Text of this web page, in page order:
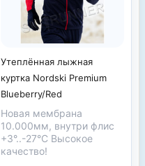
Утеплённая лыжная
куртка Nordski Premium
Blueberry/Red
Новая мембрана
10.000мм, внутри флис
+3°..-27°С Высокое
качество!